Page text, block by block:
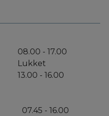
08.00 - 17.00
Lukket
13.00 - 16.00
07.45 - 16.00